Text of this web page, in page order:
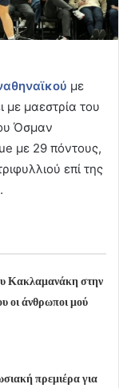
με
μαεστρία του
Όσμαν
με 29 πόντους,
επί της
Κακλαμανάκη στην
οι άνθρωποι μού
πρεμιέρα για